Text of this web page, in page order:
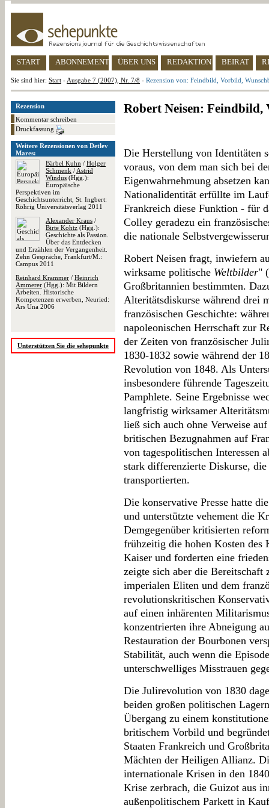
START ABONNEMENT ÜBER UNS REDAKTION BEIRAT
Sie sind hier: Start - Ausgabe 7 (2007), Nr. 7/8 - Rezension von: Feindbild, Vorbild,
Rezension
Kommentar schreiben
Druckfassung
Weitere Rezensionen von Detlev
Mares:
Bärbel Kuhn / Holger
Schmenk / Astrid
Windus (Hgg.):
Europäische
Perspektiven im
Geschichtsunterricht, St. Ingbert:
Röhrig Universitätsverlag 2011
Alexander Kraus /
Birte Kohtz (Hgg.):
Geschichte als Passion.
Über das Entdecken
und Erzählen der Vergangenheit.
Zehn Gespräche, Frankfurt/M.:
Campus 2011
Reinhard Krammer / Heinrich
Ammerer (Hgg.): Mit Bildern
Arbeiten. Historische
Kompetenzen erwerben, Neuried:
Ars Una 2006
Unterstützen Sie die sehepunkte
Robert Neisen:
Die Herstellung von Identitäten
voraus, von dem man sich bei
Eigenwahrnehmung absetzen
Nationalidentität erfüllte im
Frankreich diese Funktion - für
Colley geradezu ein
die nationale
Robert Neisen fragt, inwiefern
wirksame politische Weltbilder"
Großbritannien bestimmten.
Alteritätsdiskurse während drei
französischen Geschichte:
napoleonischen Herrschaft zur
der Zeiten von französischer
1830-1832 sowie während der
Revolution von 1848. Als
insbesondere führende
Pamphlete. Seine Ergebnisse
langfristig wirksamer
ließ sich auch ohne Verweise
britischen Bezugnahmen auf
von tagespolitischen Interessen
stark differenzierte Diskurse,
transportierten.
Die konservative Presse hatte
und unterstützte vehement die
Demgegenüber kritisierten
frühzeitig die hohen Kosten des
Kaiser und forderten eine
zeigte sich aber die Bereitschaft
imperialen Eliten und dem
revolutionskritischen
auf einen inhärenten
konzentrierten ihre Abneigung
Restauration der Bourbonen
Stabilität, auch wenn die
unterschwelliges Misstrauen
Die Julirevolution von 1830
beiden großen politischen
Übergang zu einem
britischem Vorbild und
Staaten Frankreich und
Mächten der Heiligen Allianz.
internationale Krisen in den
Krise zerbrach, die Guizot aus
außenpolitischem Parkett in